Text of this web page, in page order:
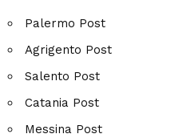
Palermo Post
Agrigento Post
Salento Post
Catania Post
Messina Post